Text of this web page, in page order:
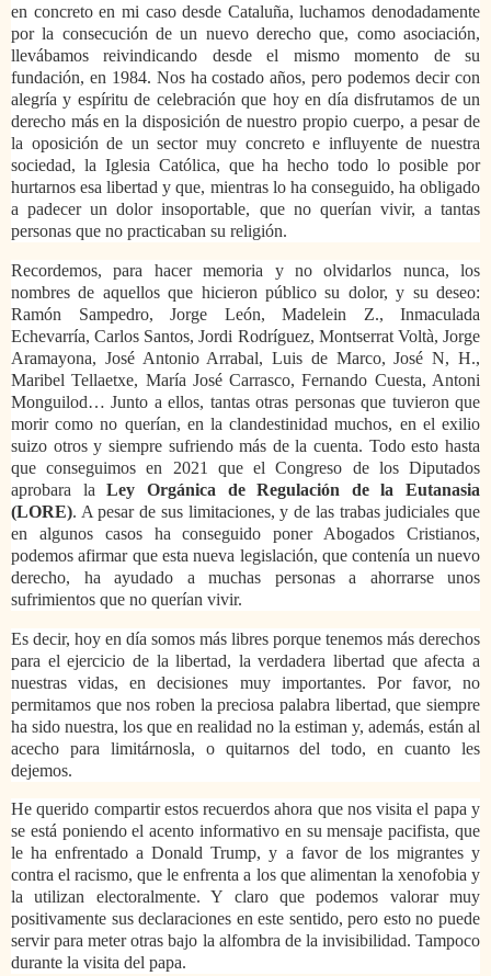
en concreto en mi caso desde Cataluña, luchamos denodadamente
por la consecución de un nuevo derecho que, como asociación,
llevábamos reivindicando desde el mismo momento de su
fundación, en 1984. Nos ha costado años, pero podemos decir con
alegría y espíritu de celebración que hoy en día disfrutamos de un
derecho más en la disposición de nuestro propio cuerpo, a pesar de
la oposición de un sector muy concreto e influyente de nuestra
sociedad, la Iglesia Católica, que ha hecho todo lo posible por
hurtarnos esa libertad y que, mientras lo ha conseguido, ha obligado
a padecer un dolor insoportable, que no querían vivir, a tantas
personas que no practicaban su religión.
Recordemos, para hacer memoria y no olvidarlos nunca, los
nombres de aquellos que hicieron público su dolor, y su deseo:
Ramón Sampedro, Jorge León, Madelein Z., Inmaculada
Echevarría, Carlos Santos, Jordi Rodríguez, Montserrat Voltà, Jorge
Aramayona, José Antonio Arrabal, Luis de Marco, José N, H.,
Maribel Tellaetxe, María José Carrasco, Fernando Cuesta, Antoni
Monguilod… Junto a ellos, tantas otras personas que tuvieron que
morir como no querían, en la clandestinidad muchos, en el exilio
suizo otros y siempre sufriendo más de la cuenta. Todo esto hasta
que conseguimos en 2021 que el Congreso de los Diputados
aprobara laLey Orgánica de Regulación de la Eutanasia
(LORE). A pesar de sus limitaciones, y de las trabas judiciales que
en algunos casos ha conseguido poner Abogados Cristianos,
podemos afirmar que esta nueva legislación, que contenía un nuevo
derecho, ha ayudado a muchas personas a ahorrarse unos
sufrimientos que no querían vivir.
Es decir, hoy en día somos más libres porque tenemos más derechos
para el ejercicio de la libertad, la verdadera libertad que afecta a
nuestras vidas, en decisiones muy importantes. Por favor, no
permitamos que nos roben la preciosa palabra libertad, que siempre
ha sido nuestra, los que en realidad no la estiman y, además, están al
acecho para limitárnosla, o quitarnos del todo, en cuanto les
dejemos.
He querido compartir estos recuerdos ahora que nos visita el papa y
se está poniendo el acento informativo en su mensaje pacifista, que
le ha enfrentado a Donald Trump, y a favor de los migrantes y
contra el racismo, que le enfrenta a los que alimentan la xenofobia y
la utilizan electoralmente. Y claro que podemos valorar muy
positivamente sus declaraciones en este sentido, pero esto no puede
servir para meter otras bajo la alfombra de la invisibilidad. Tampoco
durante la visita del papa.